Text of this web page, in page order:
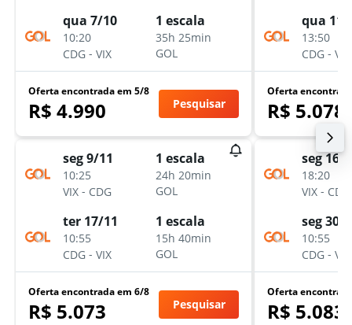
qua 7/10
10:20
CDG - VIX
1 escala
35h 25min
GOL
Oferta encontrada em 5/8
R$ 4.990 Pesquisar
seg 9/11
10:25
VIX - CDG
1 escala
24h 20min
GOL
ter 17/11
10:55
CDG - VIX
1 escala
15h 40min
GOL
Oferta encontrada em 6/8
R$ 5.073 Pesquisar
qua 11/
13:50
CDG - VIX
Oferta
R$ 5.078
seg 16/
18:20
VIX - CDG
seg 30/
10:55
CDG - VIX
Oferta
R$ 5.083